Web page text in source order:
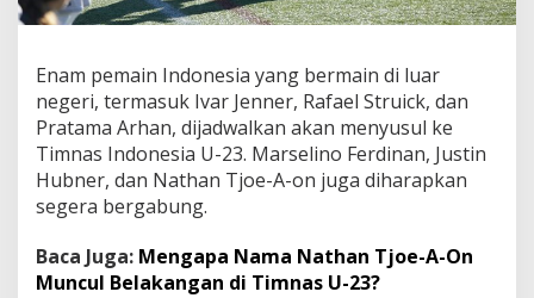
Enam pemain Indonesia yang bermain di luar
negeri, termasuk Ivar Jenner, Rafael Struick, dan
Pratama Arhan, dijadwalkan akan menyusul ke
Timnas Indonesia U-23. Marselino Ferdinan, Justin
Hubner, dan Nathan Tjoe-A-on juga diharapkan
segera bergabung.
Baca Juga: Mengapa Nama Nathan Tjoe-A-On
Muncul Belakangan di Timnas U-23?